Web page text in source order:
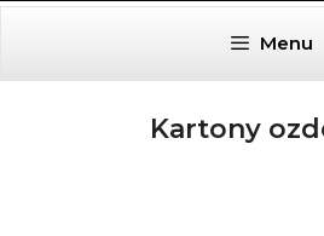
Menu
Kartony